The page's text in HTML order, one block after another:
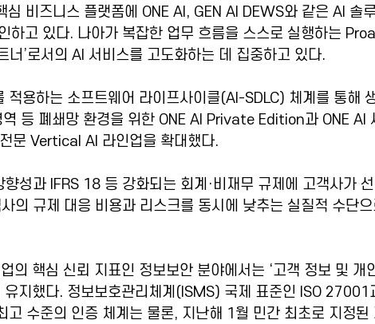
비즈니스 플랫폼에 ONE AI, GEN AI DEWS와 같은 AI 솔
하고 있다. 나아가 복잡한 업무 흐름을 스스로 실행하는
너’로서의 AI 서비스를 고도화하는 데 집중하고 있다.
적용하는 소프트웨어 라이프사이클(AI-SDLC) 체계를 통해
역 등 폐쇄망 환경을 위한 ONE AI Private Edition과 ONE AI
문 Vertical AI 라인업을 확대했다.
향성과 IFRS 18 등 강화되는 회계·비재무 규제에 고객사가
의 규제 대응 비용과 리스크를 동시에 낮추는 실질적 수단
의 핵심 신뢰 지표인 정보보안 분야에서는 ‘고객 정보 및 개
유지했다. 정보보호관리체계(ISMS) 국제 표준인 ISO 27001
고 수준의 인증 체계는 물론, 지난해 1월 민간 최초로 지정된